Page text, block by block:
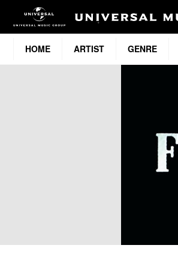
HOME ARTIST GENRE